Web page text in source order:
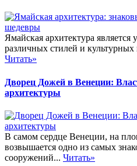
Ямайская архитектура
различных стилей и
Читать»
Дворец Дожей в Венеции:
архитектуры
В самом сердце Венеции, на
возвышается одно из самых
сооружений... Читать»